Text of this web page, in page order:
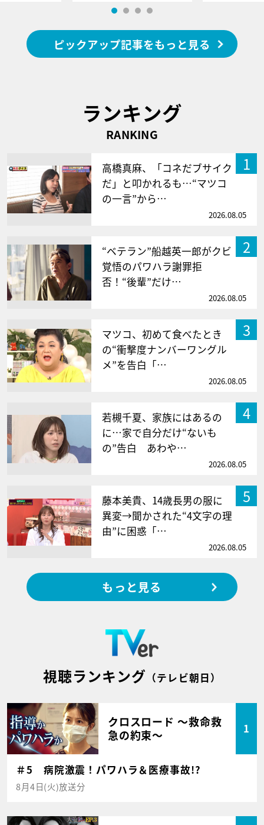
ピックアップ記事をもっと見る
ランキング
RANKING
1
高橋真麻、「コネだブサイク
だ」と叩かれるも…“マツコ
の一言”から…
2026.08.05
2
“ベテラン”船越英一郎がクビ
覚悟のパワハラ謝罪拒
否！“後輩”だけ…
2026.08.05
3
マツコ、初めて食べたとき
の“衝撃度ナンバーワングル
メ”を告白「…
2026.08.05
4
若槻千夏、家族にはあるの
に…家で自分だけ“ないも
の”告白 あわや…
2026.08.05
5
藤本美貴、14歳長男の服に
異変→聞かされた“4文字の理
由”に困惑「…
2026.08.05
もっと見る
視聴ランキング （テレビ朝日）
クロスロード ～救命救
急の約束～
1
＃5 病院激震！パワハラ＆医療事故!?
8月4日(火)放送分